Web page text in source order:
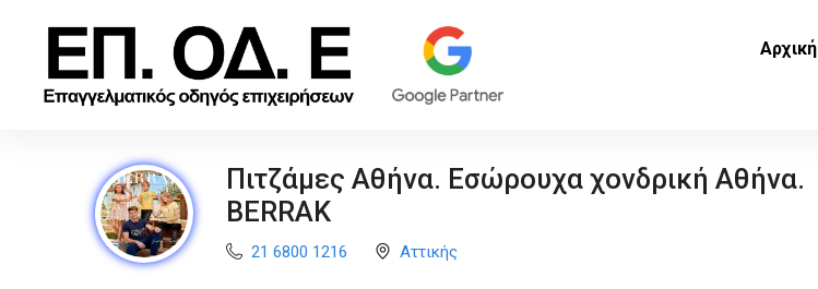
Αρχική
Πιτζάμες Αθήνα. Εσώρουχα χονδρική Αθήνα.
BERRAK
21 6800 1216 Αττικής